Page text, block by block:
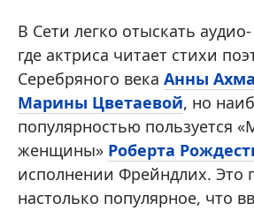
В Сети легко отыскать
где актриса читает стихи
Серебряного века Анны
Марины Цветаевой, но
популярностью пользуется
женщины» Роберта
исполнении Фрейндлих. Это
настолько популярное, что